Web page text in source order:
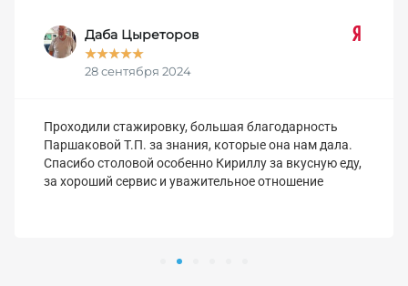
Даба Цыреторов
★★★★★
28 сентября 2024
Проходили стажировку, большая благодарность
Паршаковой Т.П. за знания, которые она нам дала.
Спасибо столовой особенно Кириллу за вкусную еду,
за хороший сервис и уважительное отношение